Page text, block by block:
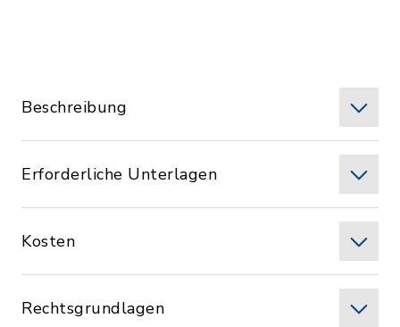
Beschreibung
Erforderliche Unterlagen
Kosten
Rechtsgrundlagen